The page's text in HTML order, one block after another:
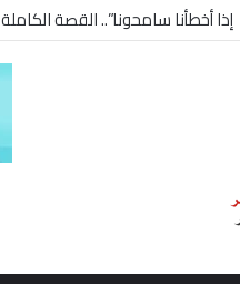
شركة “Scope Developments” تعلن تولي أحمد كمال عيسى منصب الرئيس التنفيذي للقطاع التجاري